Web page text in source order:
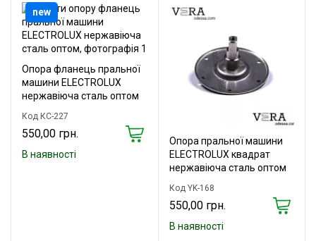
Опора фланець пральної
машини ELECTROLUX
нержавіюча сталь оптом
Код КС-227
550,00 грн.
В наявності
new
Опора пральної машини
ELECTROLUX квадрат
нержавіюча сталь оптом
Код YK-168
550,00 грн.
В наявності